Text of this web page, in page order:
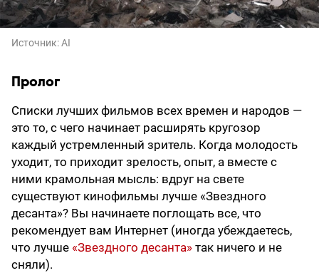
Источник:AI
Пролог
Списки лучших фильмов всех времен и народов —
это то, с чего начинает расширять кругозор
каждый устремленный зритель. Когда молодость
уходит, то приходит зрелость, опыт, а вместе с
ними крамольная мысль: вдруг на свете
существуют кинофильмы лучше «Звездного
десанта»? Вы начинаете поглощать все, что
рекомендует вам Интернет (иногда убеждаетесь,
что лучше «Звездного десанта» так ничего и не
сняли).